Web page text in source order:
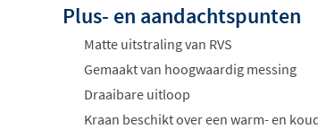
Plus- en aandachtspunten
Matte uitstraling van RVS
Gemaakt van hoogwaardig messing
Draaibare uitloop
Kraan beschikt over een warm- en